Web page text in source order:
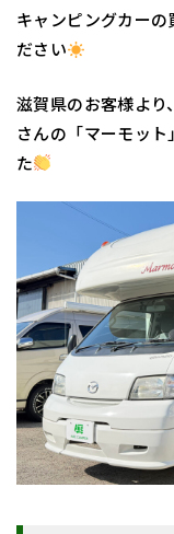
キャンピングカーの
ださい
滋賀県のお客様より
さんの「マーモッ
た